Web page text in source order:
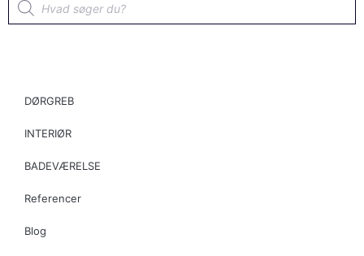
DØRGREB
INTERIØR
BADEVÆRELSE
Referencer
Blog